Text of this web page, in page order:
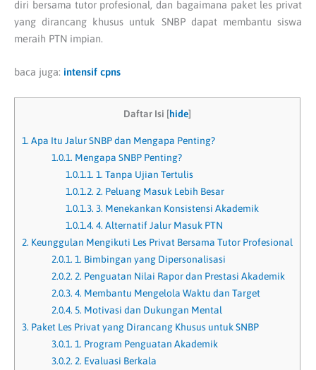
diri bersama tutor profesional, dan bagaimana paket les privat
yang dirancang khusus untuk SNBP dapat membantu siswa
meraih PTN impian.
baca juga: intensif cpns
Daftar Isi [hide]
1. Apa Itu Jalur SNBP dan Mengapa Penting?
1.0.1. Mengapa SNBP Penting?
1.0.1.1. 1. Tanpa Ujian Tertulis
1.0.1.2. 2. Peluang Masuk Lebih Besar
1.0.1.3. 3. Menekankan Konsistensi Akademik
1.0.1.4. 4. Alternatif Jalur Masuk PTN
2. Keunggulan Mengikuti Les Privat Bersama Tutor Profesional
2.0.1. 1. Bimbingan yang Dipersonalisasi
2.0.2. 2. Penguatan Nilai Rapor dan Prestasi Akademik
2.0.3. 4. Membantu Mengelola Waktu dan Target
2.0.4. 5. Motivasi dan Dukungan Mental
3. Paket Les Privat yang Dirancang Khusus untuk SNBP
3.0.1. 1. Program Penguatan Akademik
3.0.2. 2. Evaluasi Berkala